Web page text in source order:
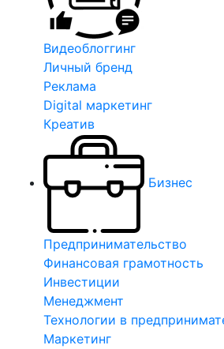
Видеоблоггинг
Личный бренд
Реклама
Digital маркетинг
Креатив
Бизнес
Предпринимательство
Финансовая грамотность
Инвестиции
Менеджмент
Технологии в
Маркетинг